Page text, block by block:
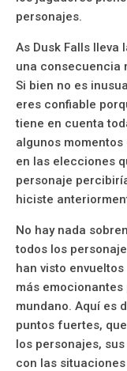
personajes.
As Dusk Falls lleva
una consecuencia
Si bien no es
eres confiable
tiene en cuenta
algunos
en las elecciones
personaje
hiciste
No hay nada
todos los
han visto
más
mundano. Aquí es
puntos fuertes,
los personajes,
con las